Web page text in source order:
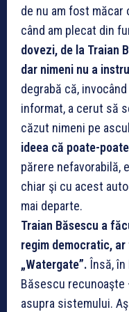
de nu am fost măcar
când am plecat din
dovezi, de la Traian
dar nimeni nu a
degrabă că,
informat, a cerut să
căzut nimeni pe
ideea că poate-
părere nefavorabilă,
chiar şi cu acest
mai departe.
Traian Băsescu a
regim democratic,
„Watergate”. Însă, în
Băsescu
asupra sistemului.